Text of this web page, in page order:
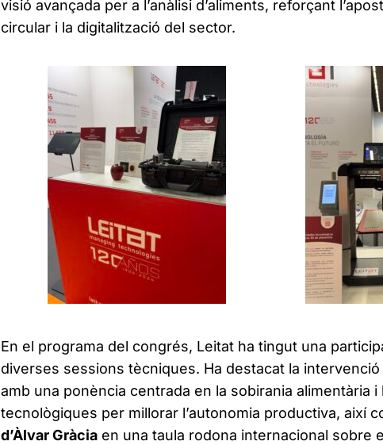
visió avançada per a l’anàlisi d’aliments, reforçant
circular i la digitalització del sector.
En el programa del congrés, Leitat ha tingut una
diverses sessions tècniques. Ha destacat la intervenció
amb una ponència centrada en la sobirania alimentària
tecnològiques per millorar l’autonomia productiva, així
d’Àlvar Gràciaen una taula rodona internacional sobre